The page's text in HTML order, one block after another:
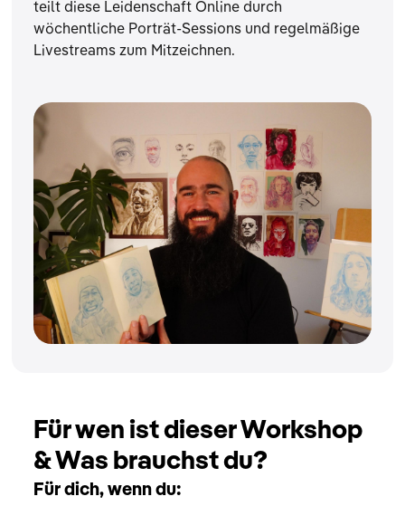
teilt diese Leidenschaft Online durch
wöchentliche Porträt-Sessions und regelmäßige
Livestreams zum Mitzeichnen.
Für wen ist dieser Workshop
& Was brauchst du?
Für dich, wenn du: